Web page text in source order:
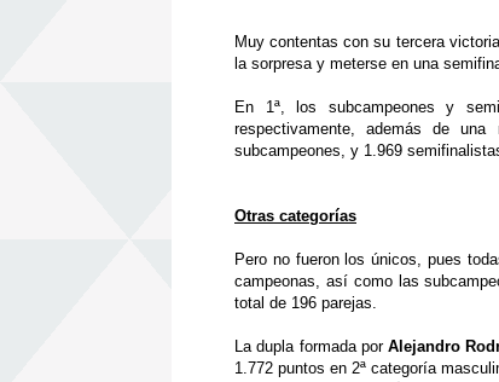
Muy contentas con su tercera
la sorpresa y meterse en una
En 1ª, los subcampeones y
respectivamente, además de una
subcampeones, y 1.969
Otras categorías
Pero no fueron losúnicos, pues
campeonas, así como las
total de 196 parejas.
La dupla formada porAlejandro
1.772 puntos en 2ª categoría